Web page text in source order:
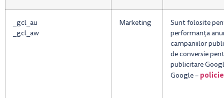
_gcl_au
_gcl_aw
Marketing
Sunt folosite
performanța
campaniilor
de conversie
publicitare
Google –